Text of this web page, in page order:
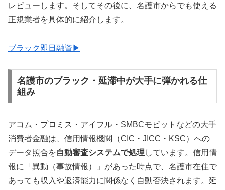
レビューします。そしてその後に、名護市からでも使える
正規業者を具体的に紹介します。
ブラック即日融資▶
名護市のブラック・延滞中が大手に弾かれる仕
組み
アコム・プロミス・アイフル・SMBCモビットなどの大手
消費者金融は、信用情報機関（CIC・JICC・KSC）への
データ照合を自動審査システムで処理 しています。信用情
報に「異動（事故情報）」があった時点で、名護市在住で
あっても収入や返済能力に関係なく自動否決されます。延